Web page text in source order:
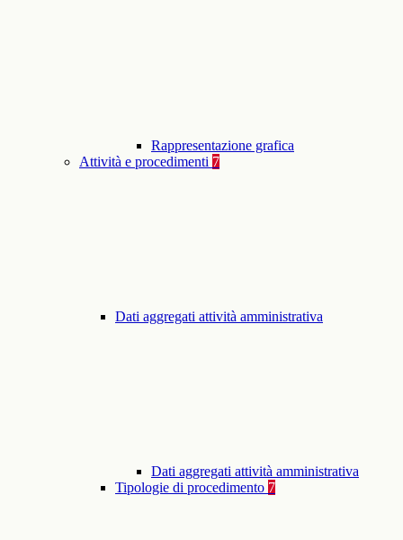
Rappresentazione grafica
Attività e procedimenti 7
Dati aggregati attività amministrativa
Dati aggregati attività amministrativa
Tipologie di procedimento 7